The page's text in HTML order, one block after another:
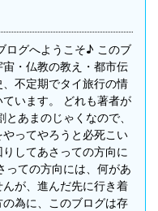
ログへようこそ♪ このブ
・仏教の教え・都市伝
不定期でタイ旅行の情
います。 どれも著者が
あまのじゃくなので、
ってやろうと必死こい
してあさっての方向に
っての方向には、何があ
が、進んだ先に行き着
の為に、このブログは存